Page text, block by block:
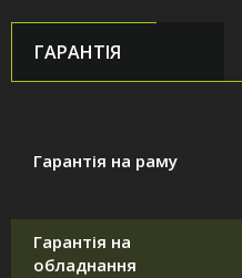
ГАРАНТІЯ
Гарантія на раму
Гарантія на
обладнання